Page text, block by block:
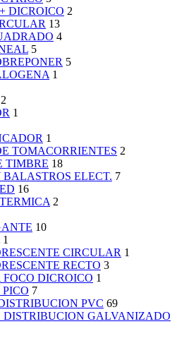
DICROICO 2
13
4
5
5
1
2
1
1
TOMACORRIENTES 2
TIMBRE 18
BALASTROS ELECT. 7
16
2
10
1
CIRCULAR 1
RECTO 3
FOCO DICROICO 1
PICO 7
PVC 69
DISTRIBUCION GALVANIZADO